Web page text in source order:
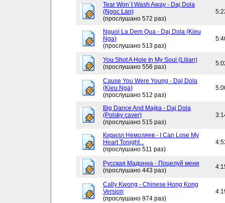
Tear Won`t Wash Away - Daj Dola
(Ngoc Lan)
(прослушано 572 раз)
Nguoi La Dem Qua - Daj Dola (Kieu
Nga)
(прослушано 513 раз)
You Shot A Hole In My Soul (Lilian)
(прослушано 556 раз)
Cause You Were Young - Daj Dola
(Kieu Nga)
(прослушано 512 раз)
Big Dance And Majka - Daj Dola
(Polsky caver)
(прослушано 515 раз)
Кирилл Немоляев - I Can Lose My
Heart Tonight ..
(прослушано 511 раз)
Русская Мадонна - Поцелуй меня
(прослушано 443 раз)
Cally Kwong - Chinese Hong Kong
Version
(прослушано 974 раз)